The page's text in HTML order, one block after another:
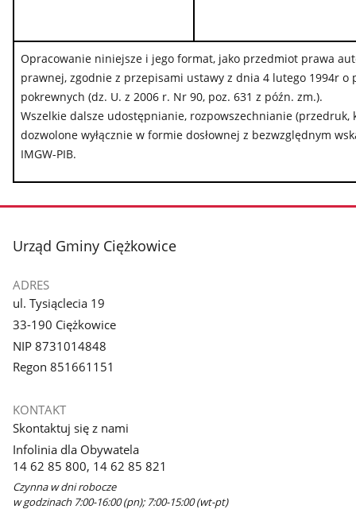
Opracowanie niniejsze i jego format, jako przedmiot prawa
prawnej, zgodnie z przepisami ustawy z dnia 4 lutego 1994r
pokrewnych (dz. U. z 2006 r. Nr 90, poz. 631 z późn. zm.).
Wszelkie dalsze udostępnianie, rozpowszechnianie (przedruk,
dozwolone wyłącznie w formie dosłownej z bezwzględnym
IMGW-PIB.
stopka
Urząd Gminy Ciężkowice
ADRES
ul. Tysiąclecia 19
33-190 Ciężkowice
NIP 8731014848
Regon 851661151
KONTAKT
Skontaktuj się z nami
Infolinia dla Obywatela
14 62 85 800, 14 62 85 821
Czynna w dni robocze
w godzinach 7:00-16:00 (pn); 7:00-15:00 (wt-pt)